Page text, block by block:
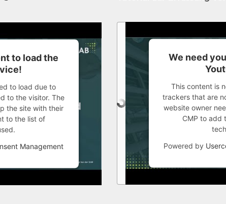
to load the
to load due to
to the visitor. The
the site with their
to the list of
Management
We need
This content is
trackers that are
website owner
CMP to add
Powered by